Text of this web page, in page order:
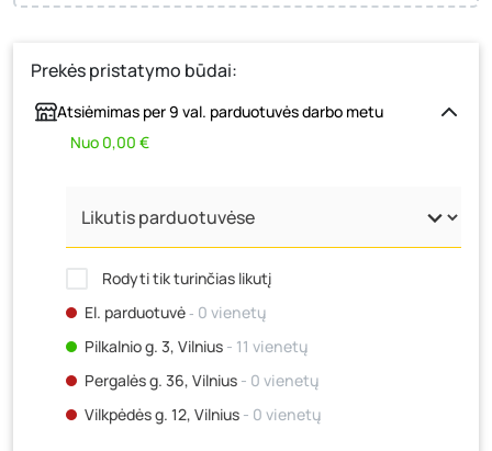
Prekės pristatymo būdai:
Atsiėmimas per 9 val. parduotuvės darbo metu
Nuo 0,00 €
Rodyti tik turinčias likutį
El. parduotuvė‐ 0 vienetų
Pilkalnio g. 3, Vilnius - 11 vienetų
Pergalės g. 36, Vilnius - 0 vienetų
Vilkpėdės g. 12, Vilnius - 0 vienetų